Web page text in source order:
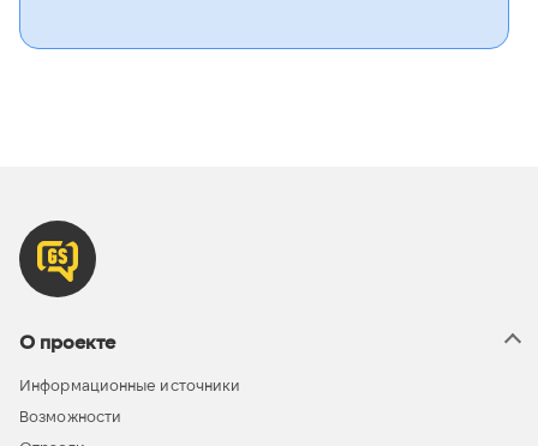
О проекте
Информационные источники
Возможности